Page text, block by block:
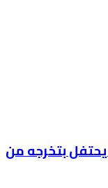
بتخرجه من